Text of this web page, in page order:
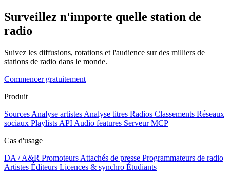
Surveillez n'importe quelle station de
radio
Suivez les diffusions, rotations et l'audience sur des milliers de
stations de radio dans le monde.
Commencer gratuitement
Produit
Sources Analyse artistes Analyse titres Radios Classements Réseaux
sociaux Playlists API Audio features Serveur MCP
Cas d'usage
DA / A&R Promoteurs Attachés de presse Programmateurs de radio
Artistes Éditeurs Licences & synchro Étudiants